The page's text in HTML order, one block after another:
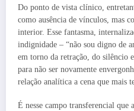
Do ponto de vista clínico,
como ausência de vínculos, mas
interior. Esse fantasma,
indignidade – “não sou digno de
em torno da retração, do silêncio
para não ser novamente
relação analítica a cena que mais
É nesse campo transferencial que